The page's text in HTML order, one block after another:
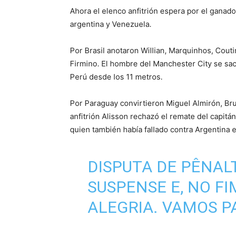
Ahora el elenco anfitrión espera por el
argentina y Venezuela.
Por Brasil anotaron Willian, Marquinhos,
Firmino. El hombre del Manchester City se
Perú desde los 11 metros.
Por Paraguay convirtieron Miguel Almirón,
anfitrión Alisson rechazó el remate del
quien también había fallado contra Argentina
DISPUTA DE
SUSPENSE E, NO
ALEGRIA. VAMOS